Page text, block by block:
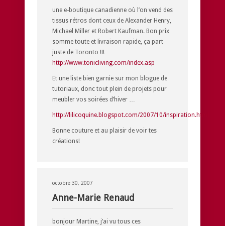
une e-boutique canadienne où l’on vend des
tissus rétros dont ceux de Alexander Henry,
Michael Miller et Robert Kaufman. Bon prix
somme toute et livraison rapide, ça part
juste de Toronto !!!
http://www.tonicliving.com/index.asp
Et une liste bien garnie sur mon blogue de
tutoriaux, donc tout plein de projets pour
meubler vos soirées d’hiver …
http://lilicoquine.blogspot.com/2007/10/inspiration.html
Bonne couture et au plaisir de voir tes
créations!
octobre 30, 2007
Anne-Marie Renaud
bonjour Martine, j’ai vu tous ces